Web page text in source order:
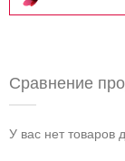
Сравнение
У вас нет товаров